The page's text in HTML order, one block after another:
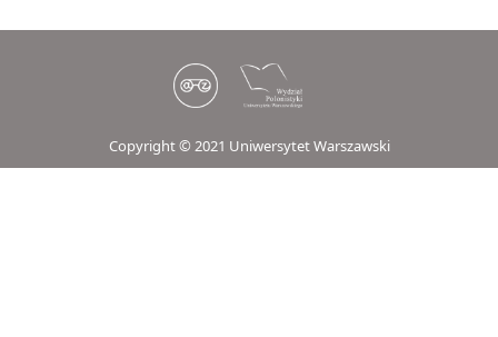
Copyright © 2021 Uniwersytet Warszawski